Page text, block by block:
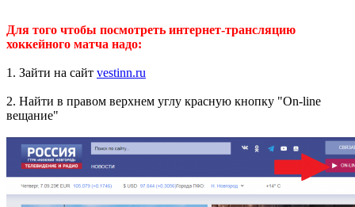
Для того чтобы посмотреть интернет-трансляцию
хоккейного матча надо:
1. Зайти на сайт vestinn.ru
2. Найти в правом верхнем углу красную кнопку "On-line
вещание"